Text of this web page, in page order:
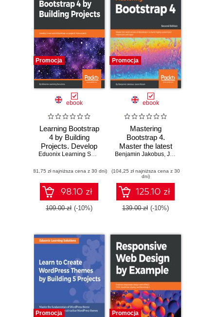
Promocja
ebook
Learning Bootstrap
4 by Building
Projects. Develop
5 real-world
projects from
scratch
Eduonix Learning Solutions
(81,75 zł najniższa cena z 30 dni)
98.10 zł
109.00 zł (-10%)
Promocja
ebook
Mastering
Bootstrap 4.
Master the latest
version of
highly customized
responsive web
apps - Second
Edition
Benjamin Jakobus, Jason Marah
(104,25 zł najniższa cena z 30
dni)
125.10 zł
139.00 zł (-10%)
Promocja Promocja